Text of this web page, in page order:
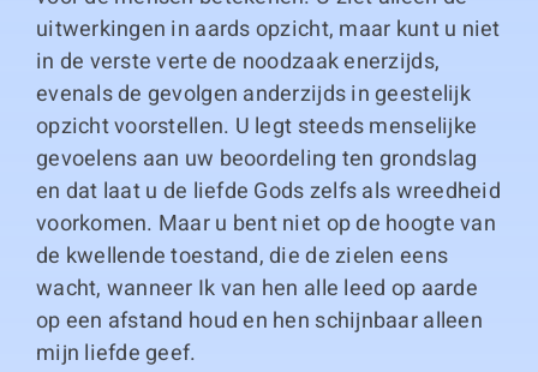
uitwerkingen in aards opzicht, maar kunt u niet
in de verste verte de noodzaak enerzijds,
evenals de gevolgen anderzijds in geestelijk
opzicht voorstellen. U legt steeds menselijke
gevoelens aan uw beoordeling ten grondslag
en dat laat u de liefde Gods zelfs als wreedheid
voorkomen. Maar u bent niet op de hoogte van
de kwellende toestand, die de zielen eens
wacht, wanneer Ik van hen alle leed op aarde
op een afstand houd en hen schijnbaar alleen
mijn liefde geef.